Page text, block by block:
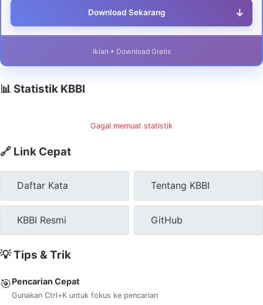
Download Sekarang ↓
Iklan • Download Gratis
📊 Statistik KBBI
Gagal memuat statistik
🔗 Link Cepat
Daftar Kata Tentang KBBI
KBBI Resmi GitHub
💡 Tips & Trik
🎯Pencarian Cepat
Gunakan Ctrl+K untuk fokus ke pencarian